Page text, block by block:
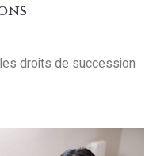
droits de succession